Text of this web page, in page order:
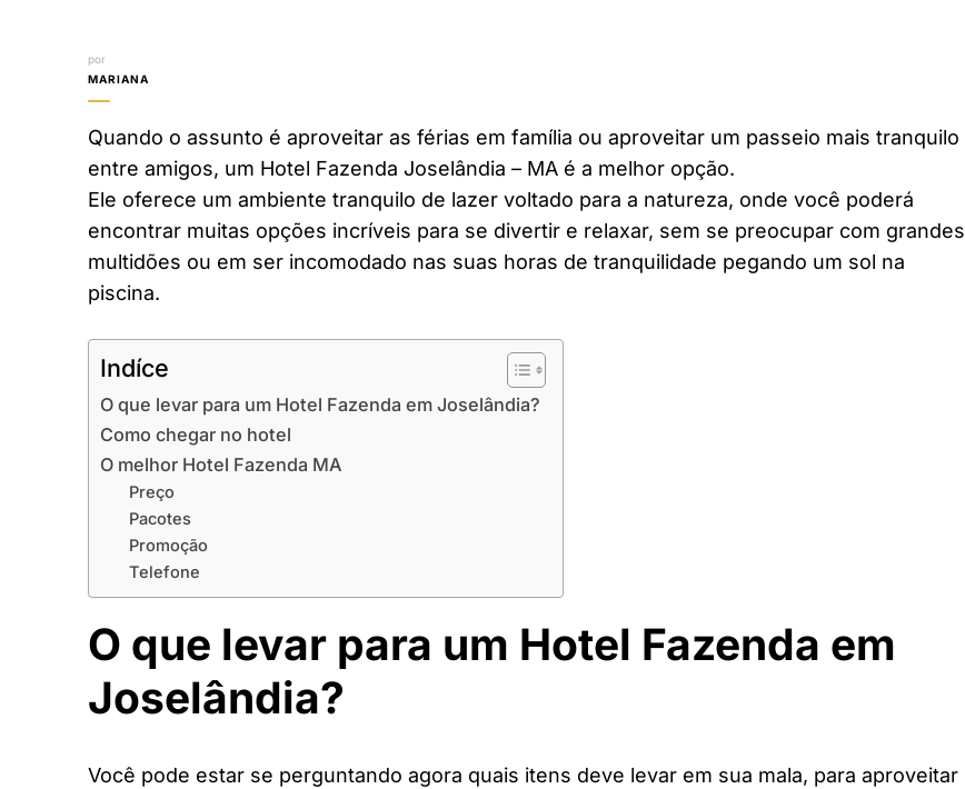
por
MARIANA
Quando o assunto é aproveitar as férias em família ou aproveitar um passeio mais tranquilo
entre amigos, um Hotel Fazenda Joselândia – MA é a melhor opção.
Ele oferece um ambiente tranquilo de lazer voltado para a natureza, onde você poderá
encontrar muitas opções incríveis para se divertir e relaxar, sem se preocupar com grandes
multidões ou em ser incomodado nas suas horas de tranquilidade pegando um sol na
piscina.
Indíce
O que levar para um Hotel Fazenda em Joselândia?
Como chegar no hotel
O melhor Hotel Fazenda MA
Preço
Pacotes
Promoção
Telefone
O que levar para um Hotel Fazenda em
Joselândia?
Você pode estar se perguntando agora quais itens deve levar em sua mala, para aproveitar